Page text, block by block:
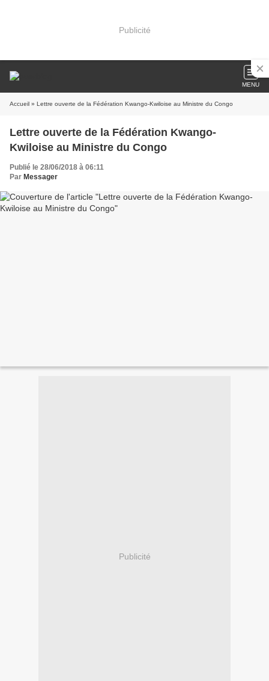
Publicité
MENU
Accueil » Lettre ouverte de la Fédération Kwango-Kwiloise au Ministre du Congo
Lettre ouverte de la Fédération Kwango-
Kwiloise au Ministre du Congo
Publié le 28/06/2018 à 06:11
Par Messager
Publicité